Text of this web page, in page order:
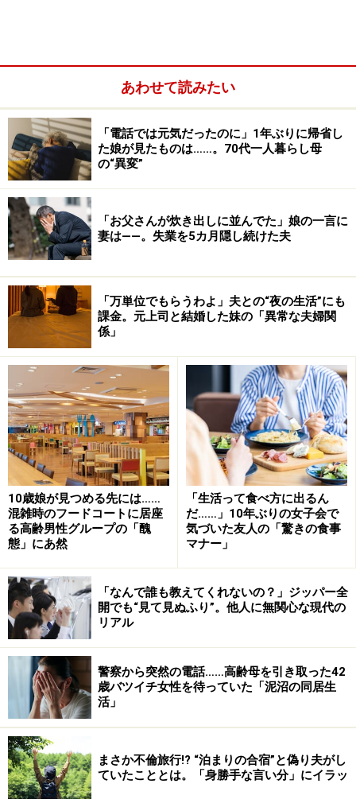
あわせて読みたい
「電話では元気だったのに」1年ぶりに帰省し
た娘が見たものは……。70代一人暮らし母
の“異変”
「お父さんが炊き出しに並んでた」娘の一言に
妻は――。失業を5カ月隠し続けた夫
「万単位でもらうわよ」夫との“夜の生活”にも
課金。元上司と結婚した妹の「異常な夫婦関
係」
10歳娘が見つめる先には……
混雑時のフードコートに居座
る高齢男性グループの「醜
態」にあ然
「生活って食べ方に出るん
だ……」10年ぶりの女子会で
気づいた友人の「驚きの食事
マナー」
「なんで誰も教えてくれないの？」ジッパー全
開でも“見て見ぬふり”。他人に無関心な現代の
リアル
警察から突然の電話……高齢母を引き取った42
歳バツイチ女性を待っていた「泥沼の同居生
活」
まさか不倫旅行!? “泊まりの合宿”と偽り夫がし
ていたこととは。「身勝手な言い分」にイラッ